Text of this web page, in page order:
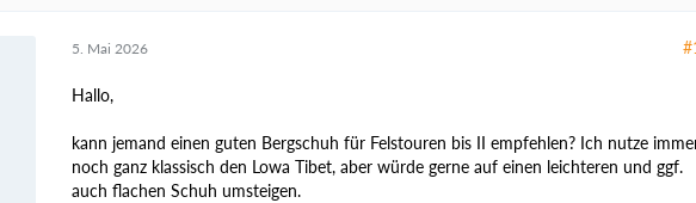
5. Mai 2026
Hallo,
kann jemand einen guten Bergschuh für Felstouren bis II empfehlen? Ich nutze
noch ganz klassisch den Lowa Tibet, aber würde gerne auf einen leichteren und ggf.
auch flachen Schuh umsteigen.